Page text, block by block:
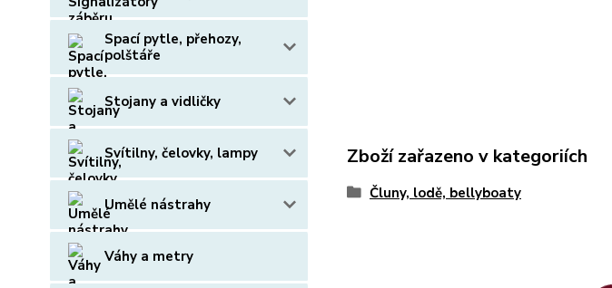
Spací pytle, přehozy,
polštáře
Stojany a vidličky
Svítilny, čelovky, lampy
Umělé nástrahy
Váhy a metry
Zboží zařazeno v kategoriích
Čluny, lodě, bellyboaty